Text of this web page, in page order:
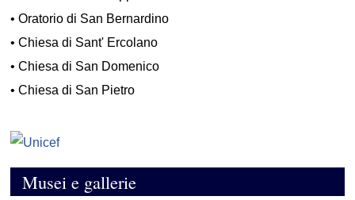
•Oratorio di San Bernardino
•Chiesa di Sant' Ercolano
•Chiesa di San Domenico
•Chiesa di San Pietro
Musei e gallerie